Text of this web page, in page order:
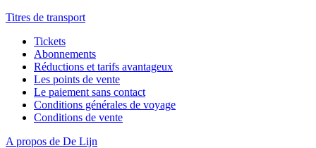
Titres de transport
Tickets
Abonnements
Réductions et tarifs avantageux
Les points de vente
Le paiement sans contact
Conditions générales de voyage
Conditions de vente
A propos de De Lijn